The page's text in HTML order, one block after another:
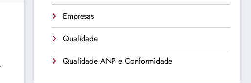
Empresas
Qualidade
Qualidade ANP e Conformidade